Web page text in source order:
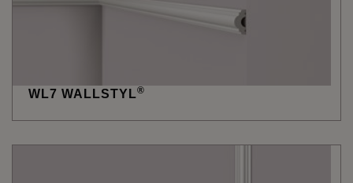
WL7 WALLSTYL®